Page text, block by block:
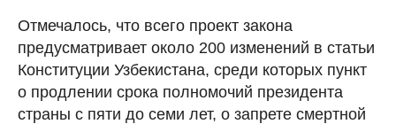
Отмечалось, что всего проект закона
предусматривает около 200 изменений в статьи
Конституции Узбекистана, среди которых пункт
о продлении срока полномочий президента
страны с пяти до семи лет, о запрете смертной